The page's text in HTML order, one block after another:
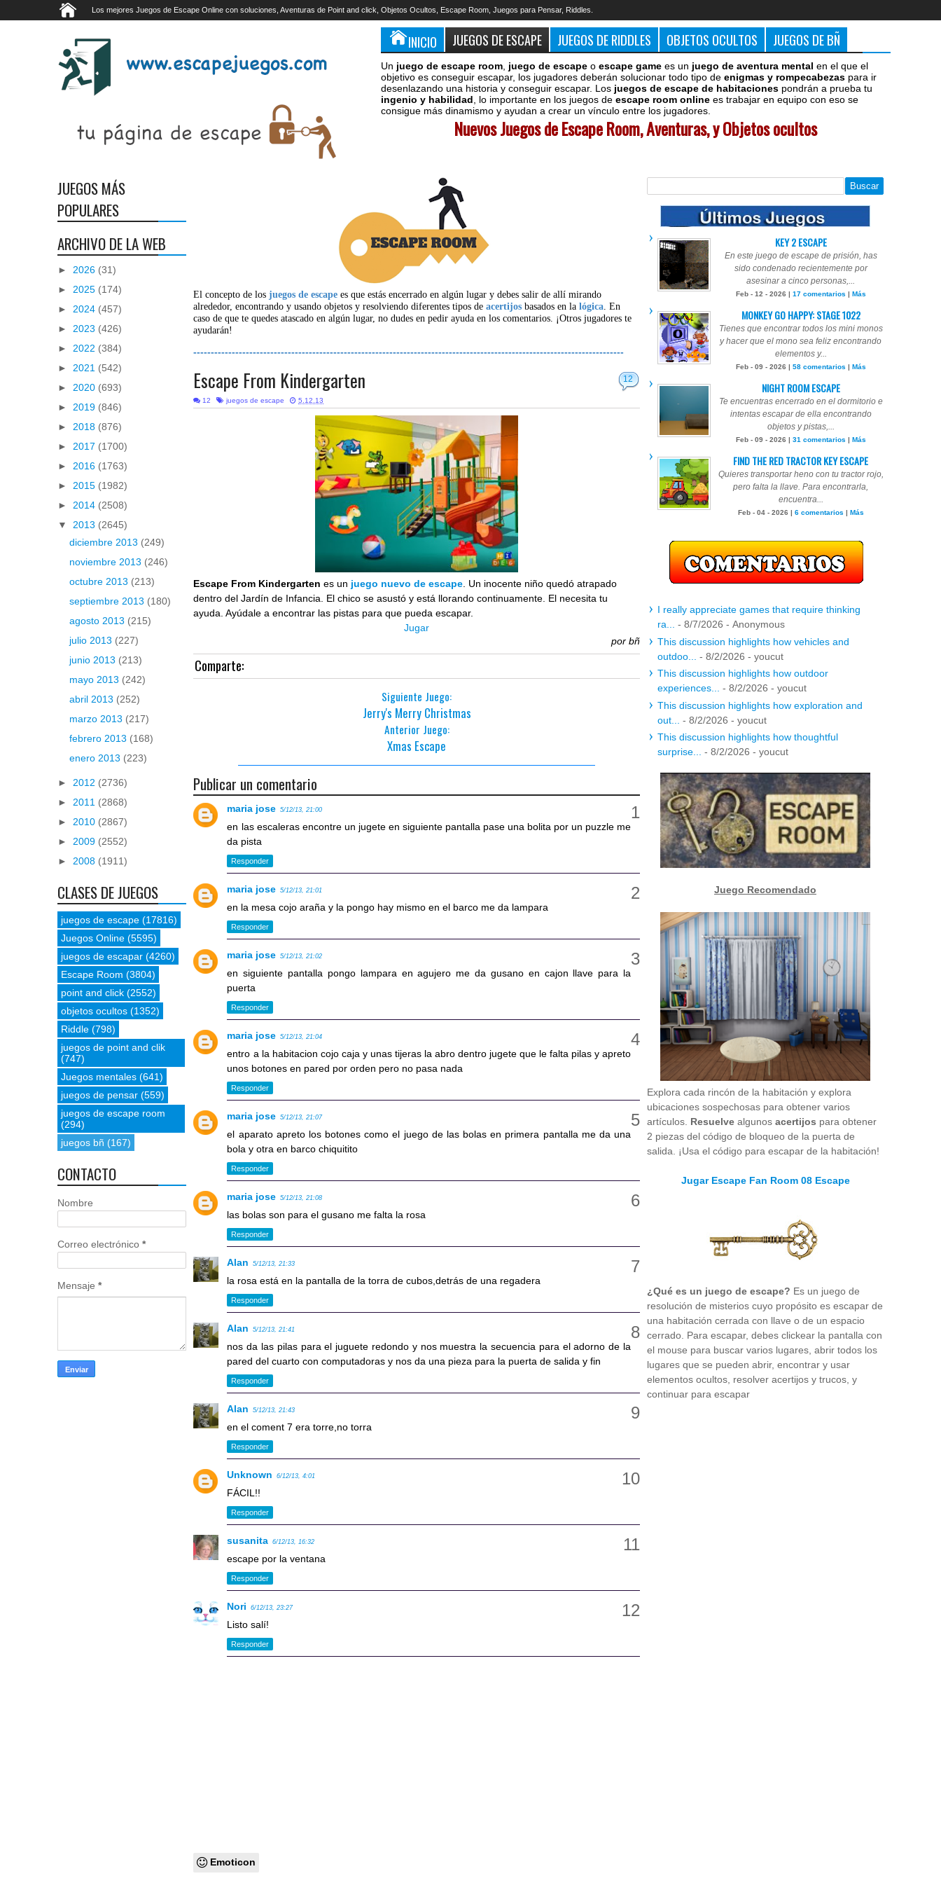
Los mejores Juegos de Escape Online con soluciones, Aventuras de Point and click, Objetos Ocultos, Escape Room, Juegos para Pensar, Riddles.
INICIO JUEGOS DE ESCAPE JUEGOS DE RIDDLES OBJETOS OCULTOS JUEGOS DE BÑ
Un juego de escape room juego de escape o escape game es un juego de aventura mental en el que el
objetivo es conseguir escapar, los jugadores deberán solucionar todo tipo de enigmas y rompecabezas para ir
desenlazando una historia y conseguir escapar. Los juegos de escape de habitaciones pondrán a prueba tu
ingenio y habilidad , lo importante en los juegos de escape room online es trabajar en equipo con eso se
consigue más dinamismo y ayudan a crear un vínculo entre los jugadores.
Nuevos Juegos de Escape Room, Aventuras, y Objetos ocultos
El concepto de losjuegos de escape es que estás encerrado en algún lugar y debes salir de allí mirando
alrededor, encontrando y usando objetos y resolviendo diferentes tipos deacertijos basados en lalógica. En
caso de que te quedes atascado en algún lugar, no dudes en pedir ayuda en los comentarios. ¡Otros jugadores te
ayudarán!
---------------------------------------------------------------------------------------------------------------------------
12
Escape From Kindergarten
12 juegos de escape 5.12.13
Escape From Kindergarten es un juego nuevo de escape . Un inocente niño quedó atrapado
dentro del Jardín de Infancia. El chico se asustó y está llorando continuamente. El necesita tu
ayuda. Ayúdale a encontrar las pistas para que pueda escapar.
Jugar
por bñ
Comparte:
Siguiente Juego:
Jerry's Merry Christmas
Anterior Juego:
Xmas Escape
Publicar un comentario
maria jose 5/12/13, 21:00
en las escaleras encontre un jugete en siguiente pantalla pase una bolita por un puzzle me
da pista
Responder
maria jose 5/12/13, 21:01
en la mesa cojo araña y la pongo hay mismo en el barco me da lampara
Responder
maria jose 5/12/13, 21:02
en siguiente pantalla pongo lampara en agujero me da gusano en cajon llave para la
puerta
Responder
maria jose 5/12/13, 21:04
entro a la habitacion cojo caja y unas tijeras la abro dentro jugete que le falta pilas y apreto
unos botones en pared por orden pero no pasa nada
Responder
maria jose 5/12/13, 21:07
el aparato apreto los botones como el juego de las bolas en primera pantalla me da una
bola y otra en barco chiquitito
Responder
maria jose 5/12/13, 21:08
las bolas son para el gusano me falta la rosa
Responder
Alan 5/12/13, 21:33
la rosa está en la pantalla de la torra de cubos,detrás de una regadera
Responder
Alan 5/12/13, 21:41
nos da las pilas para el juguete redondo y nos muestra la secuencia para el adorno de la
pared del cuarto con computadoras y nos da una pieza para la puerta de salida y fin
Responder
Alan 5/12/13, 21:43
en el coment 7 era torre,no torra
Responder
Unknown 6/12/13, 4:01
FÁCIL!!
Responder
susanita 6/12/13, 16:32
escape por la ventana
Responder
Nori 6/12/13, 23:27
Listo salí!
Responder
Emoticon
JUEGOS MÁS
POPULARES
ARCHIVO DE LA WEB
► 2026 (31)
► 2025 (174)
► 2024 (457)
► 2023 (426)
► 2022 (384)
► 2021 (542)
► 2020 (693)
► 2019 (846)
► 2018 (876)
► 2017 (1700)
► 2016 (1763)
► 2015 (1982)
► 2014 (2508)
▼ 2013 (2645)
diciembre 2013 (249)
noviembre 2013 (246)
octubre 2013 (213)
septiembre 2013 (180)
agosto 2013 (215)
julio 2013 (227)
junio 2013 (213)
mayo 2013 (242)
abril 2013 (252)
marzo 2013 (217)
febrero 2013 (168)
enero 2013 (223)
► 2012 (2736)
► 2011 (2868)
► 2010 (2867)
► 2009 (2552)
► 2008 (1911)
CLASES DE JUEGOS
juegos de escape (17816)
Juegos Online (5595)
juegos de escapar (4260)
Escape Room (3804)
point and click (2552)
objetos ocultos (1352)
Riddle (798)
juegos de point and clik
(747)
Juegos mentales (641)
juegos de pensar (559)
juegos de escape room
(294)
juegos bñ (167)
CONTACTO
Nombre
Correo electrónico *
Mensaje *
KEY 2 ESCAPE
En este juego de escape de prisión, has
sido condenado recientemente por
asesinar a cinco personas,...
Feb - 12 - 2026 | 17 comentarios | Más
MONKEY GO HAPPY: STAGE 1022
Tienes que encontrar todos los mini monos
y hacer que el mono sea feliz encontrando
elementos y...
Feb - 09 - 2026 | 58 comentarios | Más
NIGHT ROOM ESCAPE
Te encuentras encerrado en el dormitorio e
intentas escapar de ella encontrando
objetos y pistas,...
Feb - 09 - 2026 | 31 comentarios | Más
FIND THE RED TRACTOR KEY ESCAPE
Quieres transportar heno con tu tractor rojo,
pero falta la llave. Para encontrarla,
encuentra...
Feb - 04 - 2026 | 6 comentarios | Más
I really appreciate games that require thinking
ra...
- 8/7/2026 - Anonymous
This discussion highlights how vehicles and
outdoo...
- 8/2/2026 - youcut
This discussion highlights how outdoor
experiences...
- 8/2/2026 - youcut
This discussion highlights how exploration and
out...
- 8/2/2026 - youcut
This discussion highlights how thoughtful
surprise...
- 8/2/2026 - youcut
Juego Recomendado
Explora cada rincón de la habitación y explora
ubicaciones sospechosas para obtener varios
artículos. Resuelve algunos acertijos para obtener
2 piezas del código de bloqueo de la puerta de
salida. ¡Usa el código para escapar de la habitación!
Jugar Escape Fan Room 08 Escape
¿Qué es un juego de escape? Es un juego de
resolución de misterios cuyo propósito es escapar de
una habitación cerrada con llave o de un espacio
cerrado. Para escapar, debes clickear la pantalla con
el mouse para buscar varios lugares, abrir todos los
lugares que se pueden abrir, encontrar y usar
elementos ocultos, resolver acertijos y trucos, y
continuar para escapar